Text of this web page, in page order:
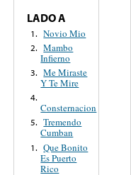
LADO A
1. Novio Mio
2. Mambo
Infierno
3. Me Miraste
Y Te Mire
4.
Consternacion
5. Tremendo
Cumban
1. Que Bonito
Es Puerto
Rico